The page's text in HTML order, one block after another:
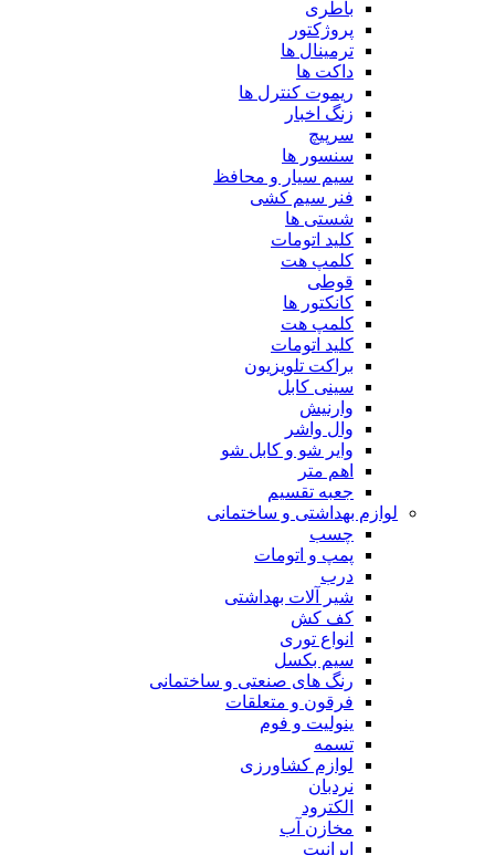
باطری
پروژکتور
ترمینال ها
داکت ها
ریموت کنترل ها
زنگ اخبار
سرپیچ
سنسور ها
سیم سیار و محافظ
فنر سیم کشی
شستی ها
کلید اتومات
کلمپ هت
قوطی
کانکتور ها
کلمپ هت
کلید اتومات
براکت تلویزیون
سینی کابل
وارنیش
وال واشر
وایر شو و کابل شو
اهم متر
جعبه تقسیم
لوازم بهداشتی و ساختمانی
چسب
پمپ و اتومات
درب
شیر آلات بهداشتی
کف کش
انواع توری
سیم بکسل
رنگ های صنعتی و ساختمانی
فرقون و متعلقات
ینولیت و فوم
تسمه
لوازم کشاورزی
نردبان
الکترود
مخازن آب
ایرانیت